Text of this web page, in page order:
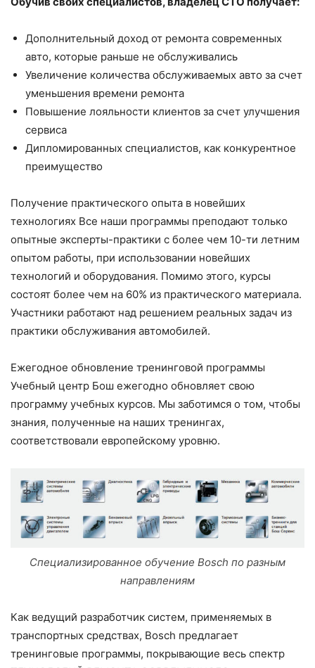
Дополнительный доход от ремонта современных
авто, которые раньше не обслуживались
Увеличение количества обслуживаемых авто за счет
уменьшения времени ремонта
Повышение лояльности клиентов за счет улучшения
сервиса
Дипломированных специалистов, как конкурентное
преимущество
Получение практического опыта в новейших
технологиях Все наши программы преподают только
опытные эксперты-практики с более чем 10-ти летним
опытом работы, при использовании новейших
технологий и оборудования. Помимо этого, курсы
состоят более чем на 60% из практического материала.
Участники работают над решением реальных задач из
практики обслуживания автомобилей.
Ежегодное обновление тренинговой программы
Учебный центр Бош ежегодно обновляет свою
программу учебных курсов. Мы заботимся о том, чтобы
знания, полученные на наших тренингах,
соответствовали европейскому уровню.
Специализированное обучение Bosch по разным
направлениям
Как ведущий разработчик систем, применяемых в
транспортных средствах, Bosch предлагает
тренинговые программы, покрывающие весь спектр